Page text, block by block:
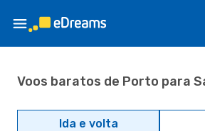
Voos baratos de Porto para
Ida e volta